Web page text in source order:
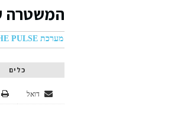
המשטרה
מערכת THE PULSE
כלים
דואל